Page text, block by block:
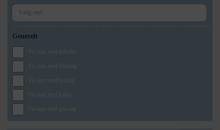
Generelt
Vis kun med billeder
Vis kun med filmklip
Vis kun med lydklip
Vis kun med kilder
Vis kun med geo-tag